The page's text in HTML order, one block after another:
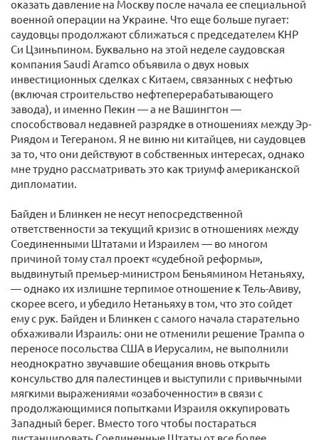
оказать давление на Москву после начала ее специальной
военной операции на Украине. Что еще больше пугает:
саудовцы продолжают сближаться с председателем КНР
Си Цзиньпином. Буквально на этой неделе саудовская
компания Saudi Aramco объявила о двух новых
инвестиционных сделках с Китаем, связанных с нефтью
(включая строительство нефтеперерабатывающего
завода), и именно Пекин — а не Вашингтон —
способствовал недавней разрядке в отношениях между Эр-
Риядом и Тегераном. Я не виню ни китайцев, ни саудовцев
за то, что они действуют в собственных интересах, однако
мне трудно рассматривать это как триумф американской
дипломатии.
Байден и Блинкен не несут непосредственной
ответственности за текущий кризис в отношениях между
Соединенными Штатами и Израилем — во многом
причиной тому стал проект «судебной реформы»,
выдвинутый премьер-министром Беньямином Нетаньяху,
— однако их излишне терпимое отношение к Тель-Авиву,
скорее всего, и убедило Нетаньяху в том, что это сойдет
ему с рук. Байден и Блинкен с самого начала старательно
обхаживали Израиль: они не отменили решение Трампа о
переносе посольства США в Иерусалим, не выполнили
неоднократно звучавшие обещания вновь открыть
консульство для палестинцев и выступили с привычными
мягкими выражениями «озабоченности» в связи с
продолжающимися попытками Израиля оккупировать
Западный берег. Вместо того чтобы постараться